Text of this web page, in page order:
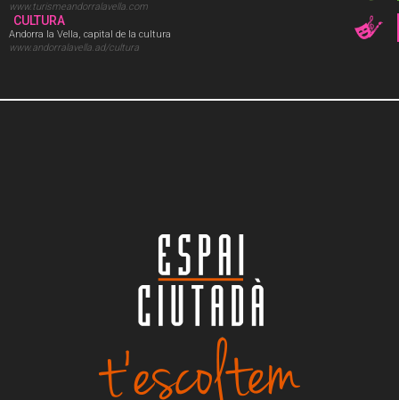
www.turismeandorralavella.com
CULTURA
Andorra la Vella, capital de la cultura
www.andorralavella.ad/cultura